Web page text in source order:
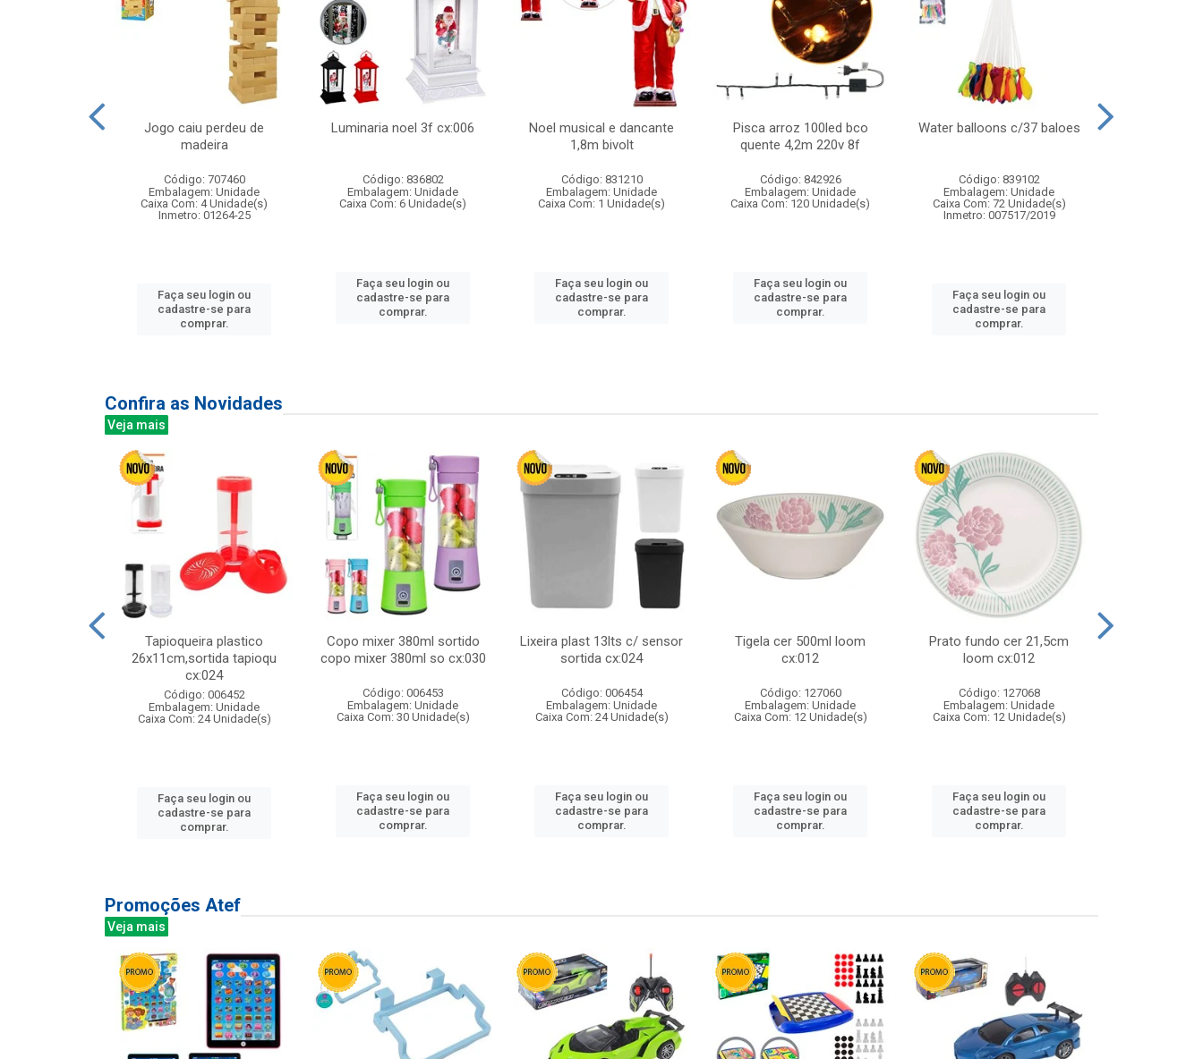
Jogo caiu perdeu de
madeira
Código: 707460
Embalagem: Unidade
Caixa Com: 4 Unidade(s)
Inmetro: 01264-25
Faça seu login ou
cadastre-se para
comprar.
Luminaria noel 3f cx:006
Código: 836802
Embalagem: Unidade
Caixa Com: 6 Unidade(s)
Faça seu login ou
cadastre-se para
comprar.
Noel musical e dancante
1,8m bivolt
Código: 831210
Embalagem: Unidade
Caixa Com: 1 Unidade(s)
Faça seu login ou
cadastre-se para
comprar.
Pisca arroz 100led bco
quente 4,2m 220v 8f
Código: 842926
Embalagem: Unidade
Caixa Com: 120 Unidade(s)
Faça seu login ou
cadastre-se para
comprar.
Water balloons c/37 baloes
Código: 839102
Embalagem: Unidade
Caixa Com: 72 Unidade(s)
Inmetro: 007517/2019
Faça seu login ou
cadastre-se para
comprar.
Confira as Novidades
Veja mais
Tapioqueira plastico
26x11cm,sortida tapioqu
cx:024
Código: 006452
Embalagem: Unidade
Caixa Com: 24 Unidade(s)
Faça seu login ou
cadastre-se para
comprar.
Copo mixer 380ml sortido
copo mixer 380ml so cx:030
Código: 006453
Embalagem: Unidade
Caixa Com: 30 Unidade(s)
Faça seu login ou
cadastre-se para
comprar.
Lixeira plast 13lts c/ sensor
sortida cx:024
Código: 006454
Embalagem: Unidade
Caixa Com: 24 Unidade(s)
Faça seu login ou
cadastre-se para
comprar.
Tigela cer 500ml loom
cx:012
Código: 127060
Embalagem: Unidade
Caixa Com: 12 Unidade(s)
Faça seu login ou
cadastre-se para
comprar.
Prato fundo cer 21,5cm
loom cx:012
Código: 127068
Embalagem: Unidade
Caixa Com: 12 Unidade(s)
Faça seu login ou
cadastre-se para
comprar.
Promoções Atef
Veja mais